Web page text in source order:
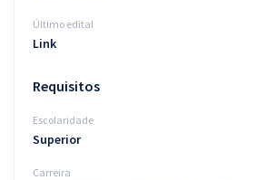
Último edital
Link
Requisitos
Escolaridade
Superior
Carreira